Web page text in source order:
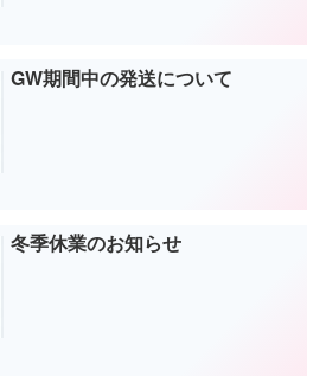
GW期間中の発送について
冬季休業のお知らせ